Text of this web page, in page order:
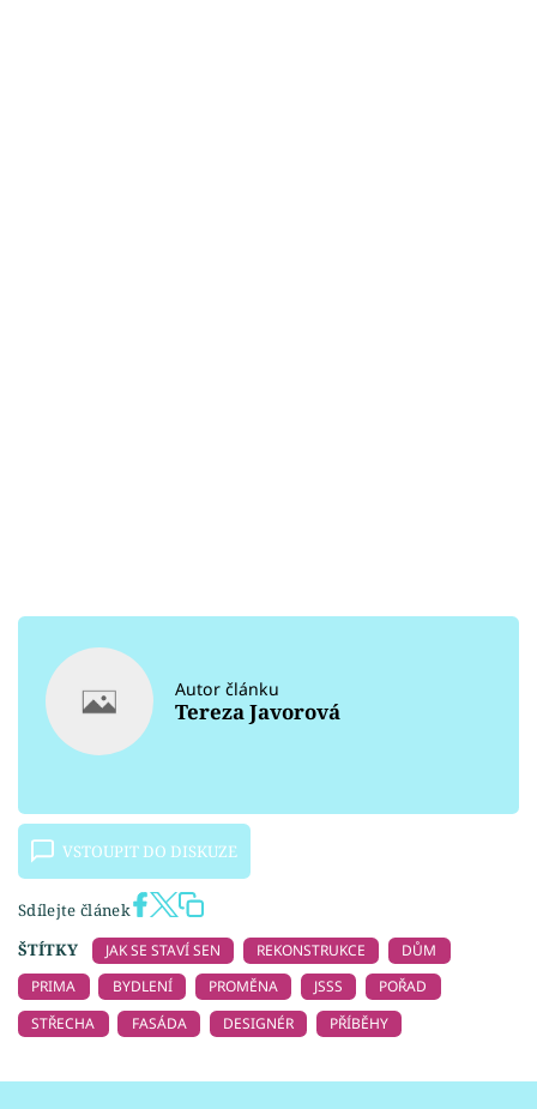
Autor článku
Tereza Javorová
VSTOUPIT DO DISKUZE
Sdílejte článek
ŠTÍTKY
JAK SE STAVÍ SEN REKONSTRUKCE
DŮM
PRIMA
BYDLENÍ PROMĚNA JSSS
POŘAD
STŘECHA
FASÁDA DESIGNÉR PŘÍBĚHY